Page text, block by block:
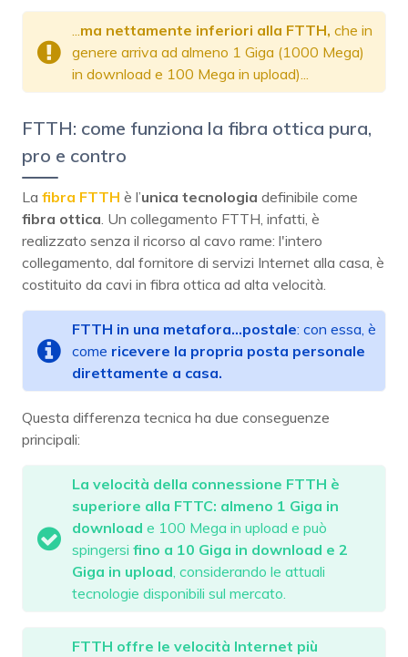
ma nettamente inferiori alla FTTH, che in
genere arriva ad almeno 1 Giga (1000 Mega)
in download e 100 Mega in upload)...
FTTH: come funziona la fibra ottica pura,
pro e contro
La fibra FTTH è l’unica tecnologia definibile come
fibra ottica . Un collegamento FTTH, infatti, è
realizzato senza il ricorso al cavo rame: l'intero
collegamento, dal fornitore di servizi Internet alla casa, è
costituito da cavi in ​​fibra ottica ad alta velocità.
FTTH in una metafora...postale: con essa, è
come ricevere la propria posta personale
direttamente a casa.
Questa differenza tecnica ha due conseguenze
principali:
La velocità della connessione FTTH è
superiore alla FTTC: almeno 1 Giga in
download e 100 Mega in upload e può
spingersi fino a 10 Giga in download e 2
Giga in upload , considerando le attuali
tecnologie disponibili sul mercato.
FTTH offre le velocità Internet più